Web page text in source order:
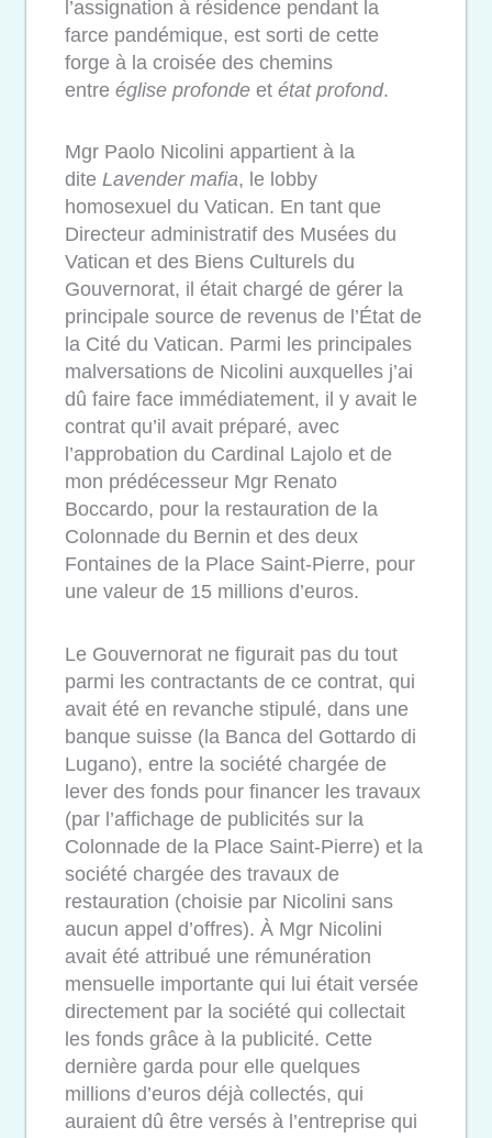
l’assignation à résidence pendant la
farce pandémique, est sorti de cette
forge à la croisée des chemins
entre église profonde et état profond.
Mgr Paolo Nicolini appartient à la
dite Lavender mafia, le lobby
homosexuel du Vatican. En tant que
Directeur administratif des Musées du
Vatican et des Biens Culturels du
Gouvernorat, il était chargé de gérer la
principale source de revenus de l’État de
la Cité du Vatican. Parmi les principales
malversations de Nicolini auxquelles j’ai
dû faire face immédiatement, il y avait le
contrat qu’il avait préparé, avec
l’approbation du Cardinal Lajolo et de
mon prédécesseur Mgr Renato
Boccardo, pour la restauration de la
Colonnade du Bernin et des deux
Fontaines de la Place Saint-Pierre, pour
une valeur de 15 millions d’euros.
Le Gouvernorat ne figurait pas du tout
parmi les contractants de ce contrat, qui
avait été en revanche stipulé, dans une
banque suisse (la Banca del Gottardo di
Lugano), entre la société chargée de
lever des fonds pour financer les travaux
(par l’affichage de publicités sur la
Colonnade de la Place Saint-Pierre) et la
société chargée des travaux de
restauration (choisie par Nicolini sans
aucun appel d’offres). À Mgr Nicolini
avait été attribué une rémunération
mensuelle importante qui lui était versée
directement par la société qui collectait
les fonds grâce à la publicité. Cette
dernière garda pour elle quelques
millions d’euros déjà collectés, qui
auraient dû être versés à l’entreprise qui